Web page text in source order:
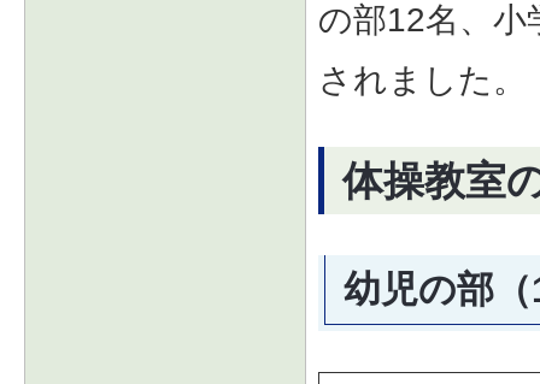
の部12名、小
されました。
体操教室
幼児の部